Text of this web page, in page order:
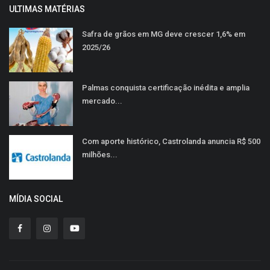
ULTIMAS MATÉRIAS
Safra de grãos em MG deve crescer 1,6% em
2025/26
Palmas conquista certificação inédita e amplia
mercado...
Com aporte histórico, Castrolanda anuncia R$ 500
milhões...
MÍDIA SOCIAL